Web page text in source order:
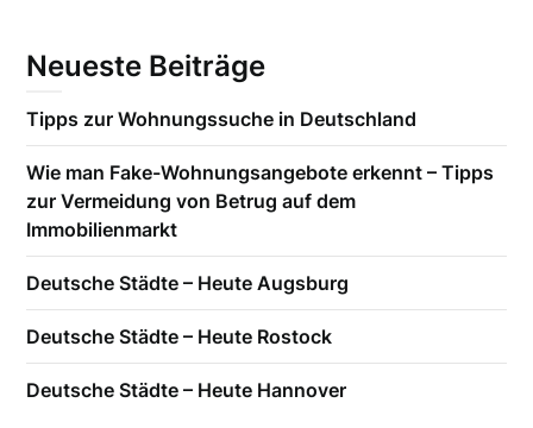
Neueste Beiträge
Tipps zur Wohnungssuche in Deutschland
Wie man Fake-Wohnungsangebote erkennt – Tipps
zur Vermeidung von Betrug auf dem
Immobilienmarkt
Deutsche Städte – Heute Augsburg
Deutsche Städte – Heute Rostock
Deutsche Städte – Heute Hannover